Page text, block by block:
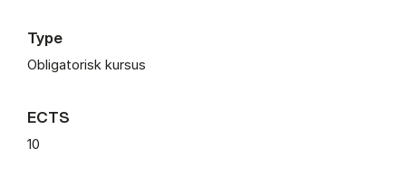
Type
Obligatorisk kursus
ECTS
10